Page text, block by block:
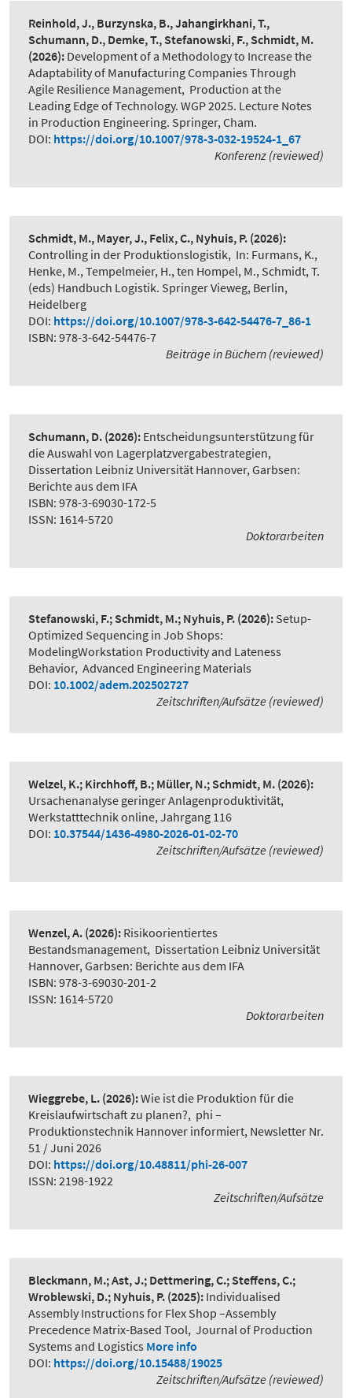
Reinhold, J., Burzynska, B., Jahangirkhani, T.,
Schumann, D., Demke, T., Stefanowski, F., Schmidt, M.
(2026): Development of a Methodology to Increase the
Adaptability of Manufacturing Companies Through
Agile Resilience Management, Production at the
Leading Edge of Technology. WGP 2025. Lecture Notes
in Production Engineering. Springer, Cham.
DOI: https://doi.org/10.1007/978-3-032-19524-1_67
Konferenz (reviewed)
Schmidt, M., Mayer, J., Felix, C., Nyhuis, P. (2026):
Controlling in der Produktionslogistik, In: Furmans, K.,
Henke, M., Tempelmeier, H., ten Hompel, M., Schmidt, T.
(eds) Handbuch Logistik. Springer Vieweg, Berlin,
Heidelberg
DOI: https://doi.org/10.1007/978-3-642-54476-7_86-1
ISBN: 978-3-642-54476-7
Beiträge in Büchern (reviewed)
Schumann, D. (2026): Entscheidungsunterstützung für
die Auswahl von Lagerplatzvergabestrategien,
Dissertation Leibniz Universität Hannover, Garbsen:
Berichte aus dem IFA
ISBN: 978-3-69030-172-5
ISSN: 1614-5720
Doktorarbeiten
Stefanowski, F.; Schmidt, M.; Nyhuis, P. (2026): Setup-
Optimized Sequencing in Job Shops:
ModelingWorkstation Productivity and Lateness
Behavior, Advanced Engineering Materials
DOI: 10.1002/adem.202502727
Zeitschriften/Aufsätze (reviewed)
Welzel, K.; Kirchhoff, B.; Müller, N.; Schmidt, M. (2026):
Ursachenanalyse geringer Anlagenproduktivität,
Werkstatttechnik online, Jahrgang 116
DOI: 10.37544/1436-4980-2026-01-02-70
Zeitschriften/Aufsätze (reviewed)
Wenzel, A. (2026): Risikoorientiertes
Bestandsmanagement, Dissertation Leibniz Universität
Hannover, Garbsen: Berichte aus dem IFA
ISBN: 978-3-69030-201-2
ISSN: 1614-5720
Doktorarbeiten
Wieggrebe, L. (2026):Wie ist die Produktion für die
Kreislaufwirtschaft zu planen?, phi –
Produktionstechnik Hannover informiert, Newsletter Nr.
51 / Juni 2026
DOI: https://doi.org/10.48811/phi-26-007
ISSN: 2198-1922
Zeitschriften/Aufsätze
Bleckmann, M.; Ast, J.; Dettmering, C.; Steffens, C.;
Wroblewski, D.; Nyhuis, P. (2025): Individualised
Assembly Instructions for Flex Shop –Assembly
Precedence Matrix-Based Tool, Journal of Production
Systems and Logistics More info
DOI: https://doi.org/10.15488/19025
Zeitschriften/Aufsätze (reviewed)